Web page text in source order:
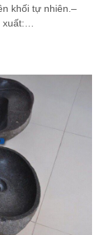
khối tự nhiên.–
xuất:…